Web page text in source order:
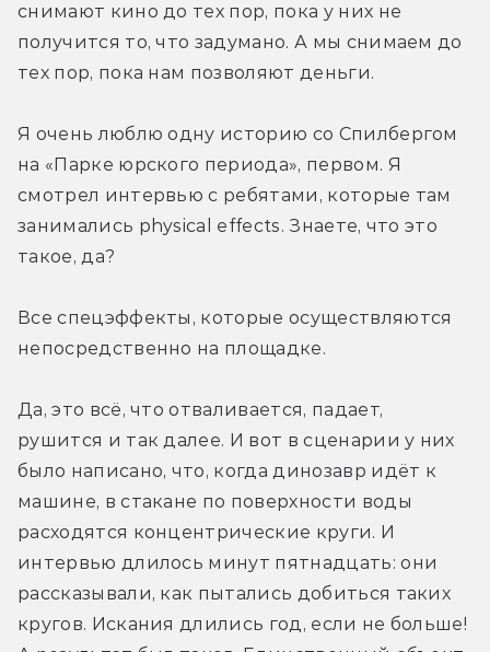
снимают кино до тех пор, пока у них не
получится то, что задумано. А мы снимаем до
тех пор, пока нам позволяют деньги.
Я очень люблю одну историю со Спилбергом
на «Парке юрского периода», первом. Я
смотрел интервью с ребятами, которые там
занимались physical effects. Знаете, что это
такое, да?
Все спецэффекты, которые осуществляются
непосредственно на площадке.
Да, это всё, что отваливается, падает,
рушится и так далее. И вот в сценарии у них
было написано, что, когда динозавр идёт к
машине, в стакане по поверхности воды
расходятся концентрические круги. И
интервью длилось минут пятнадцать: они
рассказывали, как пытались добиться таких
кругов. Искания длились год, если не больше!